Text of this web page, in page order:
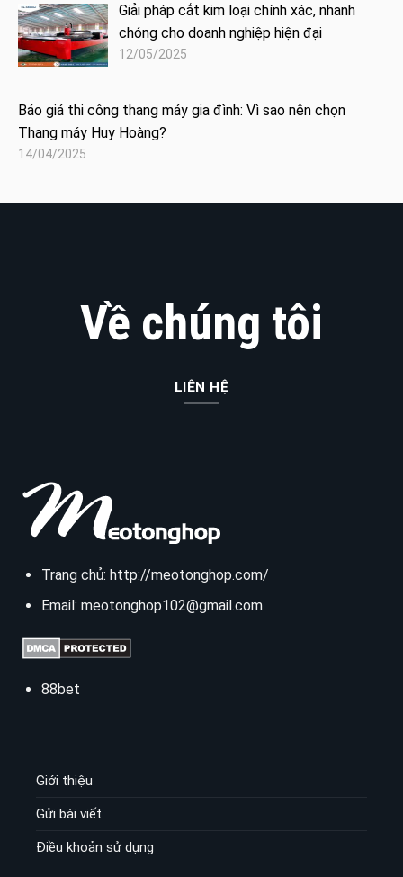
Giải pháp cắt kim loại chính xác, nhanh
chóng cho doanh nghiệp hiện đại
12/05/2025
Báo giá thi công thang máy gia đình: Vì sao nên chọn
Thang máy Huy Hoàng?
14/04/2025
Về chúng tôi
LIÊN HỆ
Trang chủ: http://meotonghop.com/
Email: meotonghop102@gmail.com
88bet
Giới thiệu
Gửi bài viết
Điều khoản sử dụng